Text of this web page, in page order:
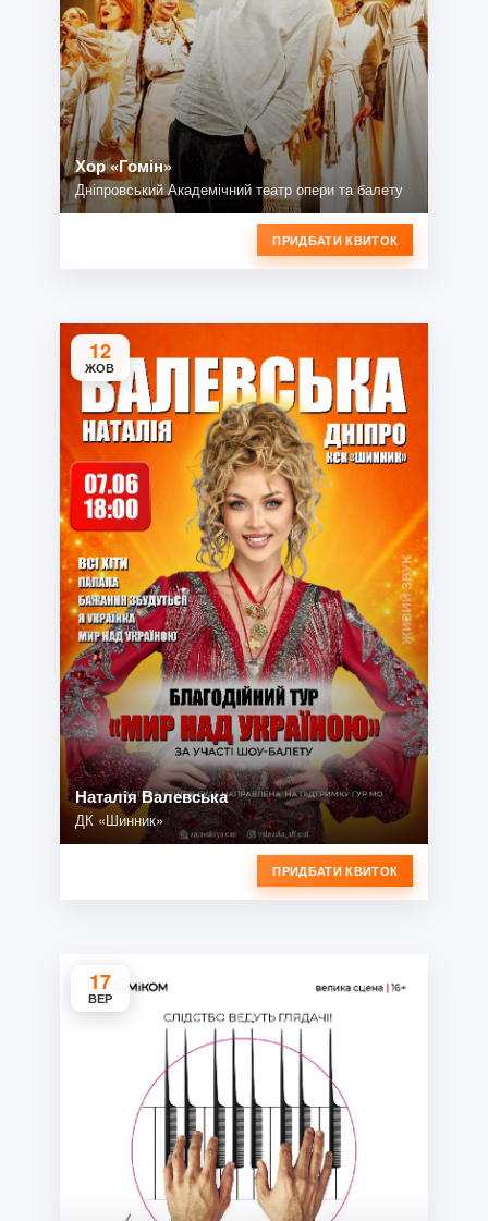
Хор «Гомін»
Дніпровський Академічний театр опери та балету
ПРИДБАТИ КВИТОК
12
ЖОВ
Наталія Валевська
ДК «Шинник»
ПРИДБАТИ КВИТОК
17
ВЕР